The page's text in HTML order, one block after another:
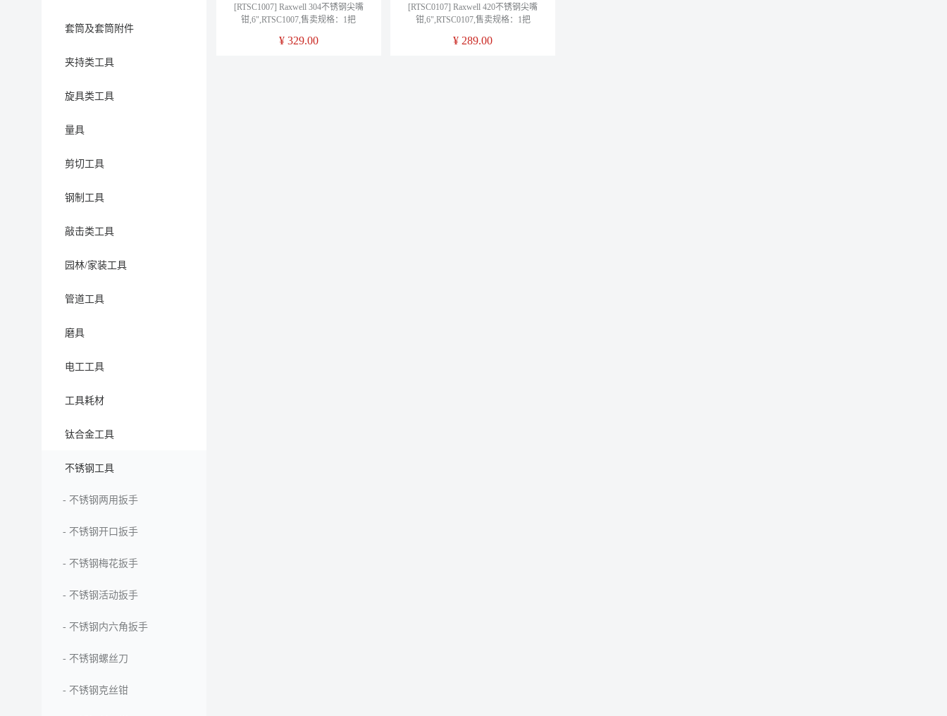
套筒及套筒附件
夹持类工具
旋具类工具
量具
剪切工具
钢制工具
敲击类工具
园林/家装工具
管道工具
磨具
电工工具
工具耗材
钛合金工具
不锈钢工具
- 不锈钢两用扳手
- 不锈钢开口扳手
- 不锈钢梅花扳手
- 不锈钢活动扳手
- 不锈钢内六角扳手
- 不锈钢螺丝刀
- 不锈钢克丝钳
[RTSC1007] Raxwell 304不锈钢尖嘴
钳,6",RTSC1007,售卖规格：1把
¥ 329.00
[RTSC0107] Raxwell 420不锈钢尖嘴
钳,6",RTSC0107,售卖规格：1把
¥ 289.00